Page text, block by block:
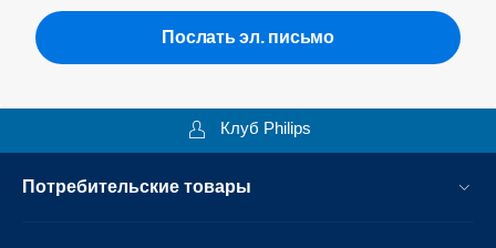
Послать эл. письмо
Клуб Philips
Потребительские товары